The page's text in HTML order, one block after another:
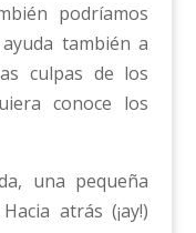
podríamos
también a
culpas de los
conoce los
una pequeña
atrás (¡ay!)